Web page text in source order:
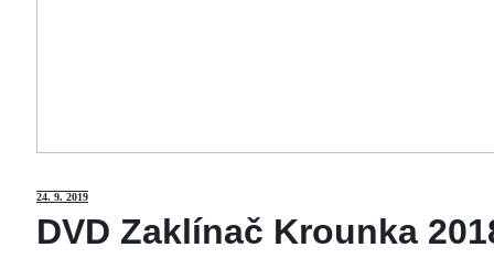
24. 9. 2019
DVD Zaklínač Krounka